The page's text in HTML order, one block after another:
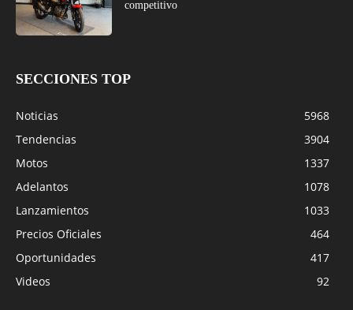
competitivo
SECCIONES TOP
Noticias
5968
Tendencias
3904
Motos
1337
Adelantos
1078
Lanzamientos
1033
Precios Oficiales
464
Oportunidades
417
Videos
92